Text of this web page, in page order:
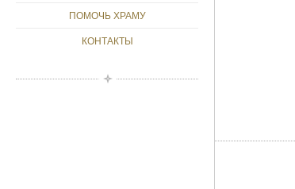
ПОМОЧЬ ХРАМУ
КОНТАКТЫ